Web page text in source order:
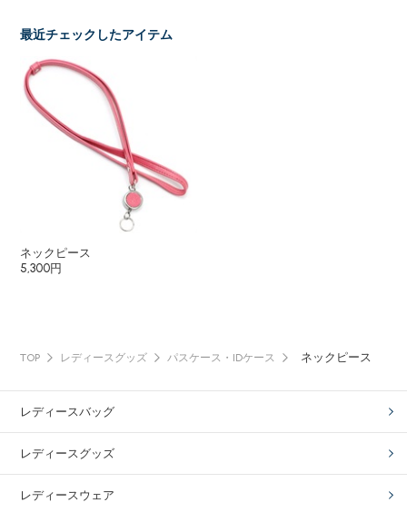
最近チェックしたアイテム
ネックピース
5,300円
TOP レディースグッズ パスケース・IDケース ネックピース
レディースバッグ
レディースグッズ
レディースウェア